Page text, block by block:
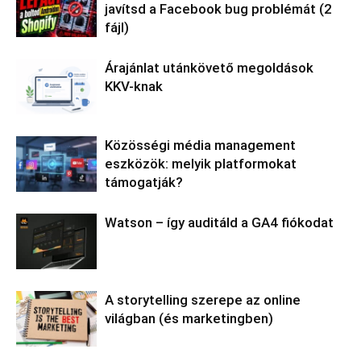
javítsd a Facebook bug problémát (2
fájl)
Árajánlat utánkövető megoldások
KKV-knak
Közösségi média management
eszközök: melyik platformokat
támogatják?
Watson – így auditáld a GA4 fiókodat
A storytelling szerepe az online
világban (és marketingben)